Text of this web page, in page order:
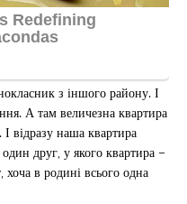
з іншого району. І
А там величезна квартира
відразу наша квартира
друг, у якого квартира –
в родині всього одна